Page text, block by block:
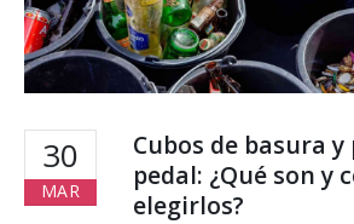
30
MAR
Cubos de basura
pedal: ¿Qué son y
elegirlos?